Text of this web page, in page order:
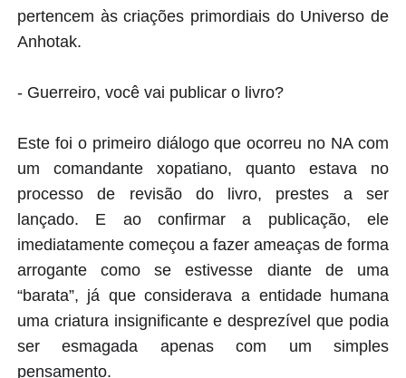
pertencem às criações primordiais do Universo de
Anhotak.
- Guerreiro, você vai publicar o livro?
Este foi o primeiro diálogo que ocorreu no NA com
um comandante xopatiano, quanto estava no
processo de revisão do livro, prestes a ser
lançado. E ao confirmar a publicação, ele
imediatamente começou a fazer ameaças de forma
arrogante como se estivesse diante de uma
“barata”, já que considerava a entidade humana
uma criatura insignificante e desprezível que podia
ser esmagada apenas com um simples
pensamento.